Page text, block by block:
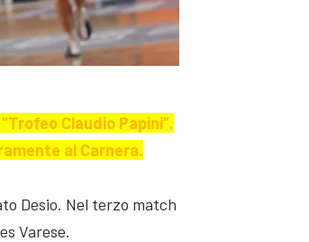
Claudio Papini”.
al Carnera.
Desio. Nel terzo match
Varese.